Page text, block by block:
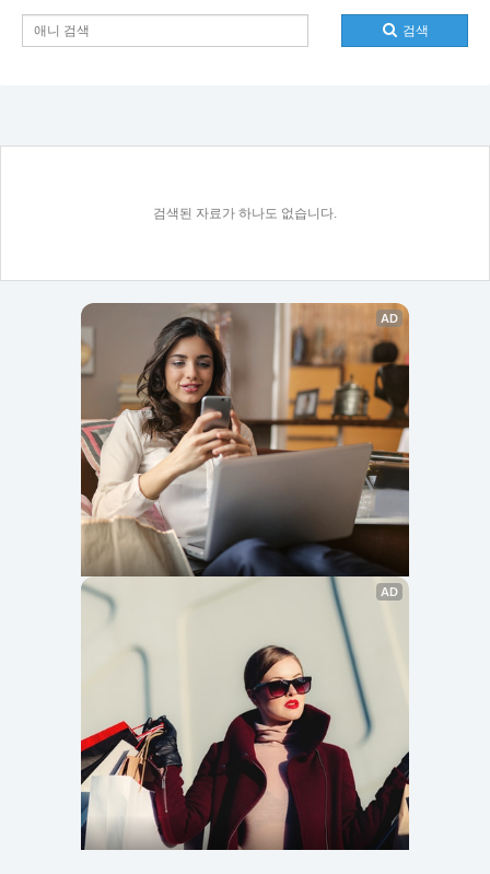
검색
검색된 자료가 하나도 없습니다.